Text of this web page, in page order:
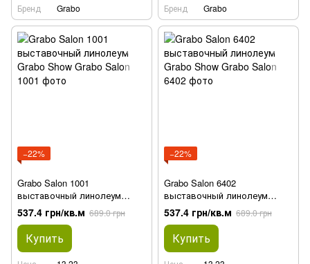
Бренд
Grabo
Бренд
Grabo
−22%
Grabo Salon 1001
выставочный линолеум
Grabo Show
537.4 грн/кв.м 689.0 грн
Купить
−22%
Grabo Salon 6402
выставочный линолеум
Grabo Show
537.4 грн/кв.м 689.0 грн
Купить